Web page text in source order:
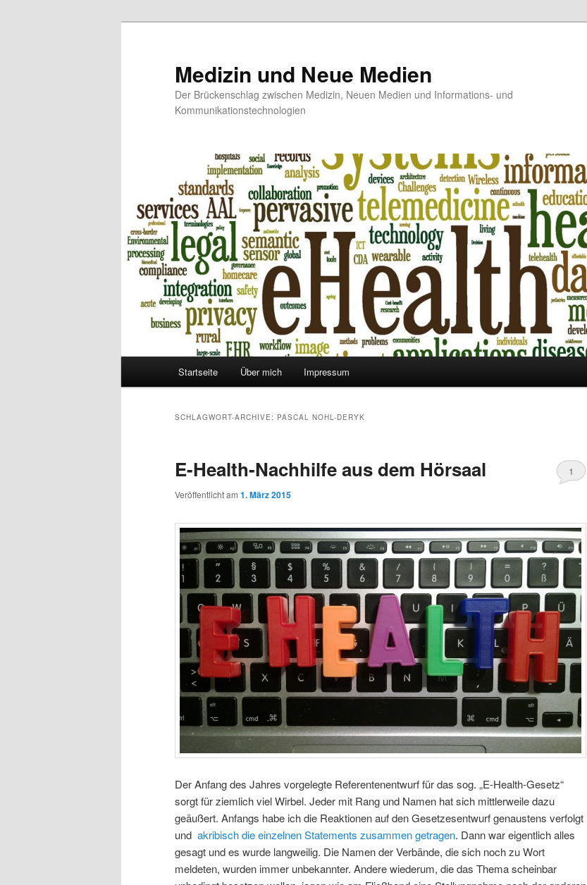
Medizin und Neue Medien
Der Brückenschlag zwischen Medizin, Neuen Medien und Informations- und
Kommunikationstechnologien
Zum
Zum
wechseln
Startseite Über mich Impressum
SCHLAGWORT-ARCHIVE: PASCAL NOHL-DERYK
E-Health-Nachhilfe aus dem Hörsaal
Veröffentlicht am 1. März 2015
1
Der Anfang des Jahres vorgelegte Referentenentwurf für das sog. „E-Health-Gesetz“
sorgt für ziemlich viel Wirbel. Jeder mit Rang und Namen hat sich mittlerweile dazu
geäußert. Anfangs habe ich die Reaktionen auf den Gesetzesentwurf genaustens verfolgt
und akribisch die einzelnen Statements zusammen getragen. Dann war eigentlich alles
gesagt und es wurde langweilig. Die Namen der Verbände, die sich noch zu Wort
meldeten, wurden immer unbekannter. Andere wiederum, die das Thema scheinbar